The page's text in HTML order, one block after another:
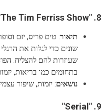
8.
"The Tim Ferriss Show"
תיאור: טים פריס, יזם
שונים כדי לגלות את
שעוזרות להם להצליח.
בתחומים כמו בריאות,
נושאים: יזמות, שיפור
9.
"Serial"